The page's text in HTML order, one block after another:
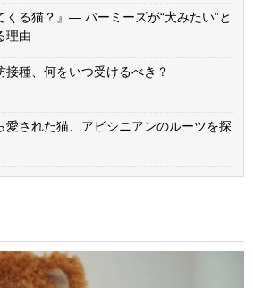
くる猫？』— バーミーズが“犬みたい”と
理由
接種、何をいつ受けるべき？
愛された猫、アビシニアンのルーツを探